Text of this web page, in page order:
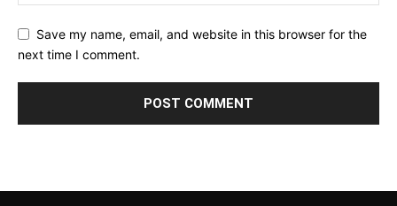
Save my name, email, and website in this browser for the
next time I comment.